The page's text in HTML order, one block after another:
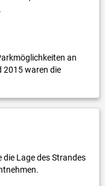
an
2015 waren die
die Lage des Strandes